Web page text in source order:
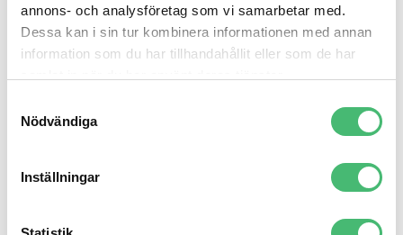
annons- och analysföretag som vi samarbetar med.
Dessa kan i sin tur kombinera informationen med annan
information som du har tillhandahållit eller som de har
Nödvändiga
Inställningar
väsen och ska enligt den svenska folktron ha vakat
över ens tomt eller gård. Han var liten, gråklädd,
skäggig och oftast ilsken och man ställde ut gröt åt
annan sorts tomte som tillkom under 1800- och 1900-
talen. Han är inspirerad av julbocken och har även
amerikanska motsvarigheten.
Likheterna mellan gårdstomten och den jultomte som